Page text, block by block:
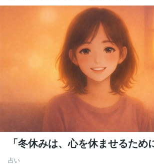
「冬休みは、心を休ませるため
占い